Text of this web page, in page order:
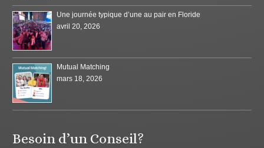
Une journée typique d’une au pair en Floride
avril 20, 2026
Mutual Matching
mars 18, 2026
Besoin d’un Conseil?